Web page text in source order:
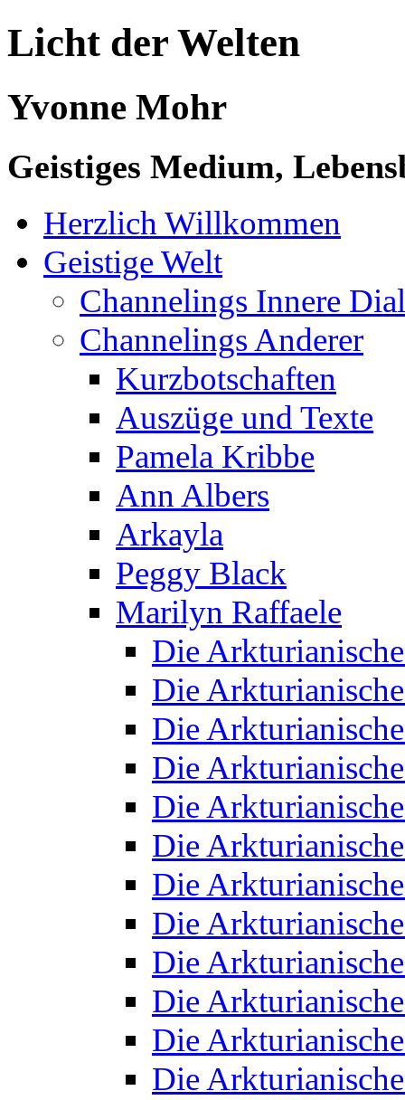
Licht der Welten
Yvonne Mohr
Geistiges Medium,
Herzlich Willkommen
Geistige Welt
Channelings Innere
Channelings Anderer
Kurzbotschaften
Auszüge und Texte
Pamela Kribbe
Ann Albers
Arkayla
Peggy Black
Marilyn Raffaele
Die
Die
Die
Die
Die
Die
Die
Die
Die
Die
Die
Die